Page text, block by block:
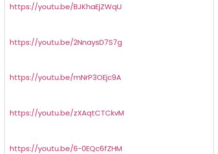
https://youtu.be/BJKhaEjZWqU
https://youtu.be/2NnaysD7S7g
https://youtu.be/mNrP3OEjc9A
https://youtu.be/zXAqtCTCkvM
https://youtu.be/6-0EQc6fZHM